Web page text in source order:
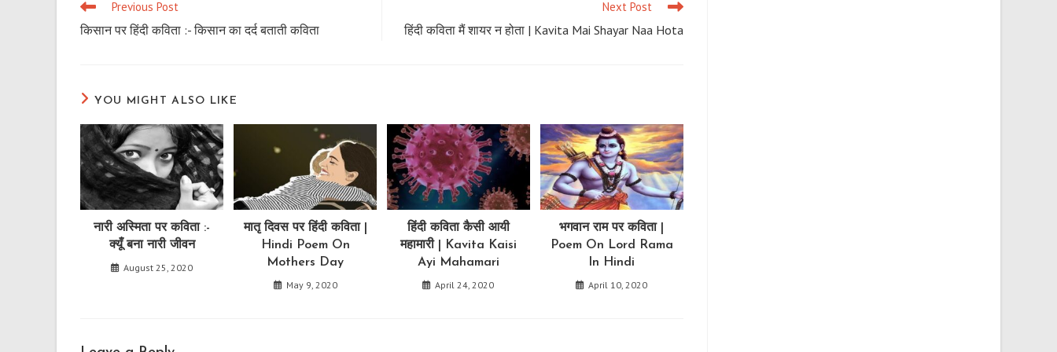
Read
more
articles
Previous Post
किसान पर हिंदी कविता :- किसान का दर्द बताती कविता
Next Post
हिंदी कविता मैं शायर न होता | Kavita Mai Shayar Naa Hota
YOU MIGHT ALSO LIKE
नारी अस्मिता पर कविता :-
क्यूँ बना नारी जीवन
August 25, 2020
मातृ दिवस पर हिंदी कविता |
Hindi Poem On
Mothers Day
May 9, 2020
हिंदी कविता कैसी आयी
महामारी | Kavita Kaisi
Ayi Mahamari
April 24, 2020
भगवान राम पर कविता |
Poem On Lord Rama
In Hindi
April 10, 2020